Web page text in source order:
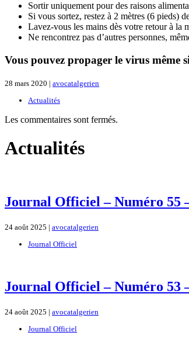
Sortir uniquement pour des raisons
Si vous sortez, restez à 2 mètres (6 pieds)
Lavez-vous les mains dès votre retour à la
Ne rencontrez pas d’autres personnes,
Vous pouvez propager le virus même
28 mars 2020 | avocatalgerien
Actualités
Les commentaires sont fermés.
Actualités
Journal Officiel – Numéro 55
24 août 2025 | avocatalgerien
Journal Officiel
Journal Officiel – Numéro 53
24 août 2025 | avocatalgerien
Journal Officiel